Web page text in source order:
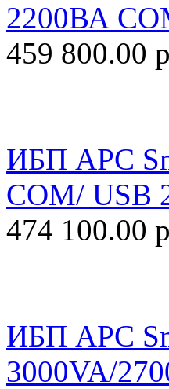
2200ВА
459 800.00
ИБП APC
COM/ USB
474 100.00
ИБП APC
3000VA/